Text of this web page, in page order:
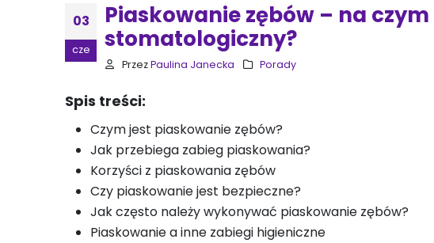
03
cze
Piaskowanie zębów – na
stomatologiczny?
PrzezPaulina Janecka Porady
Spis treści:
Czym jest piaskowanie zębów?
Jak przebiega zabieg piaskowania?
Korzyści z piaskowania zębów
Czy piaskowanie jest bezpieczne?
Jak często należy wykonywać piaskowanie zębów?
Piaskowanie a inne zabiegi higieniczne